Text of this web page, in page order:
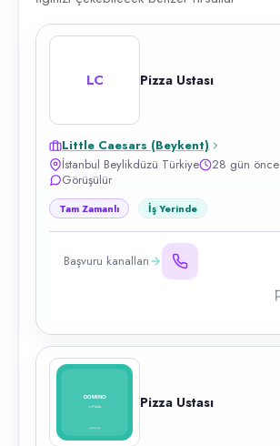
LC Pizza Ustası
Little Caesars (Beykent)
İstanbul Beylikdüzü Türkiye
28 gün önce
Görüşülür
Tam Zamanlı İş Yerinde
Başvuru kanalları
Pizza Ustası